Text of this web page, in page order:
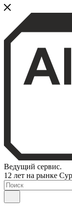
Ведущий сервис.
12 лет на рынке